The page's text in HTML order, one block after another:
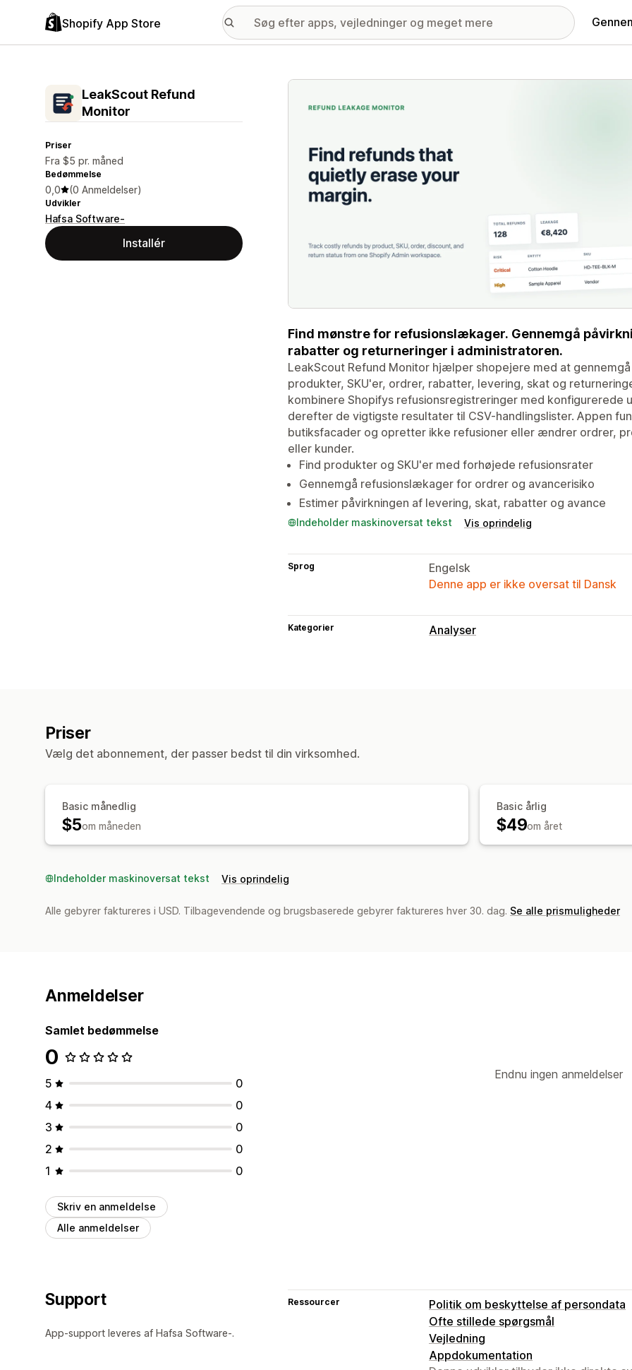
Shopify App Store
LeakScout Refund
Monitor
Priser
Fra $5 pr. måned
Bedømmelse
0,0 (0 Anmeldelser)
Udvikler
Hafsa Software-
Installér
Galleri med udvalgte billeder
Find mønstre for refusionslækager. Gennemgå
rabatter og returneringer i administratoren.
LeakScout Refund Monitor hjælper shopejere med at
produkter, SKU'er, ordrer, rabatter, levering, skat og
kombinere Shopifys refusionsregistreringer med konfigurerede
derefter de vigtigste resultater til CSV-handlingslister. Appen
butiksfacader og opretter ikke refusioner eller ændrer ordrer,
eller kunder.
Find produkter og SKU'er med forhøjede refusionsrater
Gennemgå refusionslækager for ordrer og avancerisiko
Estimer påvirkningen af levering, skat, rabatter og avance
Indeholder maskinoversat tekst Vis oprindelig
Sprog
Engelsk
Denne app er ikke oversat til Dansk
Kategorier Analyser
Priser
Vælg det abonnement, der passer bedst til din virksomhed.
Basic månedlig
$5om måneden
Basic årlig
$49om året
Indeholder maskinoversat tekst Vis oprindelig
Alle gebyrer faktureres i USD. Tilbagevendende og brugsbaserede gebyrer faktureres hver 30. dag. Se alle prismuligheder
Anmeldelser
Samlet bedømmelse
0
5
0
4
0
3
0
2
0
1
0
Skriv en anmeldelse
Alle anmeldelser
Endnu ingen anmeldelser
Support
App-support leveres af Hafsa Software-.
Ressourcer
Politik om beskyttelse af persondata
Ofte stillede spørgsmål
Vejledning
Appdokumentation